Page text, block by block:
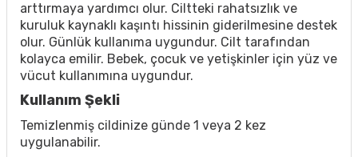
arttırmaya yardımcı olur. Ciltteki rahatsızlık ve
kuruluk kaynaklı kaşıntı hissinin giderilmesine destek
olur. Günlük kullanıma uygundur. Cilt tarafından
kolayca emilir. Bebek, çocuk ve yetişkinler için yüz ve
vücut kullanımına uygundur.
Kullanım Şekli
Temizlenmiş cildinize günde 1 veya 2 kez
uygulanabilir.